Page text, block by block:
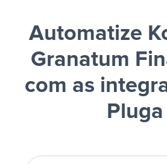
Automatize
Granatum
com as
Pluga